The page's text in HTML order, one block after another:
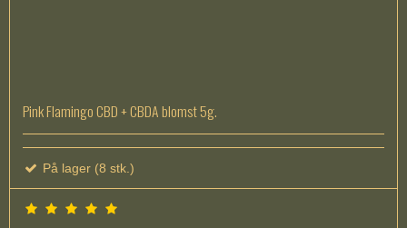
Pink Flamingo CBD + CBDA blomst 5g.
På lager (8 stk.)